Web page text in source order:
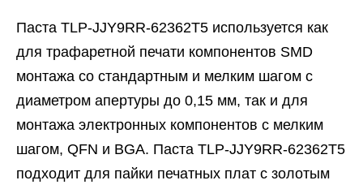
Паста TLP-JJY9RR-62362T5 используется как
для трафаретной печати компонентов SMD
монтажа со стандартным и мелким шагом с
диаметром апертуры до 0,15 мм, так и для
монтажа электронных компонентов с мелким
шагом, QFN и BGA. Паста TLP-JJY9RR-62362T5
подходит для пайки печатных плат с золотым